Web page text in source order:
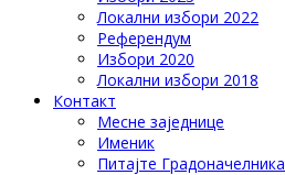
Локални избори 2022
Референдум
Избори 2020
Локални избори 2018
Контакт
Месне заједнице
Именик
Питајте Градоначелника